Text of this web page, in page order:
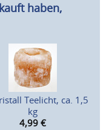
haben,
Teelicht, ca. 1,5
kg
4,99 €